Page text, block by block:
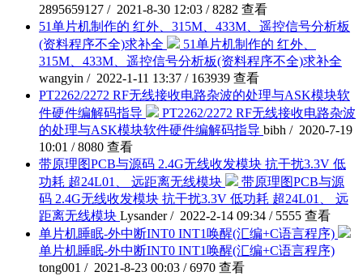
2895659127 / 2021-8-30 12:03 / 8282 查看
51单片机制作的 红外、315M、433M、遥控信号分析板
(资料程序不全)求补全
51单片机制作的 红外、
315M、433M、遥控信号分析板(资料程序不全)求补全
wangyin / 2022-1-11 13:37 / 163939 查看
PT2262/2272 RF无线接收电路杂波的处理与ASK模块软
件硬件编解码指导
PT2262/2272 RF无线接收电路杂波
的处理与ASK模块软件硬件编解码指导 bibh / 2020-7-19
10:01 / 8080 查看
带原理图PCB与源码 2.4G无线收发模块 抗干扰3.3V 低
功耗 超24L01、 远距离无线模块
带原理图PCB与源
码 2.4G无线收发模块 抗干扰3.3V 低功耗 超24L01、 远
距离无线模块 Lysander / 2022-2-14 09:34 / 5555 查看
单片机睡眠-外中断INT0 INT1唤醒(汇编+C语言程序)
单片机睡眠-外中断INT0 INT1唤醒(汇编+C语言程序)
tong001 / 2021-8-23 00:03 / 6970 查看